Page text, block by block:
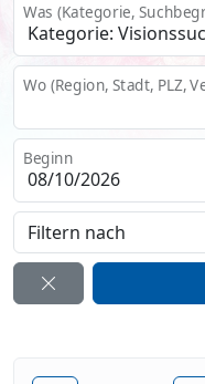
Was (Kategorie,
Wo (Region, Stadt, PLZ,
Beginn